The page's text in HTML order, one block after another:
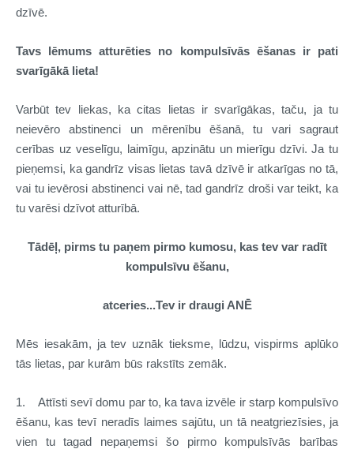
dzīvē.
Tavs lēmums atturēties no kompulsīvās ēšanas ir pati
svarīgākā lieta!
Varbūt tev liekas, ka citas lietas ir svarīgākas, taču, ja tu
neievēro abstinenci un mērenību ēšanā, tu vari sagraut
cerības uz veselīgu, laimīgu, apzinātu un mierīgu dzīvi. Ja tu
pieņemsi, ka gandrīz visas lietas tavā dzīvē ir atkarīgas no tā,
vai tu ievērosi abstinenci vai nē, tad gandrīz droši var teikt, ka
tu varēsi dzīvot atturībā.
Tādēļ, pirms tu paņem pirmo kumosu, kas tev var radīt
kompulsīvu ēšanu,
atceries...Tev ir draugi ANĒ
Mēs iesakām, ja tev uznāk tieksme, lūdzu, vispirms aplūko
tās lietas, par kurām būs rakstīts zemāk.
1. Attīsti sevī domu par to, ka tava izvēle ir starp kompulsīvo
ēšanu, kas tevī neradīs laimes sajūtu, un tā neatgriezīsies, ja
vien tu tagad nepaņemsi šo pirmo kompulsīvās barības